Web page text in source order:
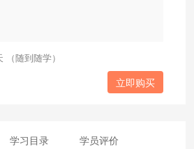
（随到随学）
立即购买
学习目录 学员评价